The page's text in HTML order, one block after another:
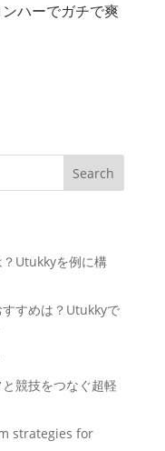
ハーでガチで爽
Search
Utukkyを例に構
すめは？Utukkyで
競技をつなぐ超軽
strategies for